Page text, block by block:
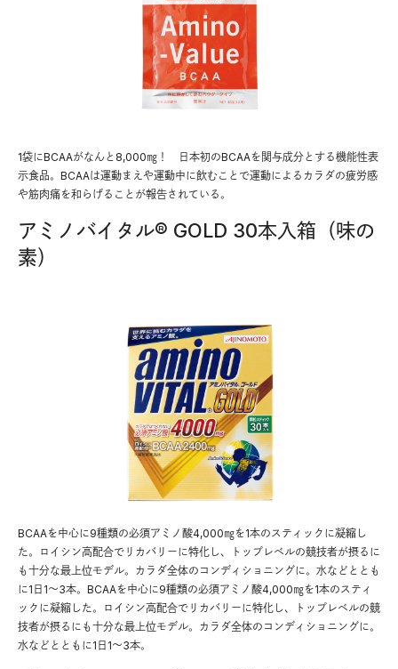
1袋にBCAAがなんと8,000㎎！ 日本初のBCAAを関与成分とする機能性表
示食品。BCAAは運動まえや運動中に飲むことで運動によるカラダの疲労感
や筋肉痛を和らげることが報告されている。
アミノバイタル® GOLD 30本入箱（味の
素）
BCAAを中心に9種類の必須アミノ酸4,000㎎を1本のスティックに凝縮し
た。ロイシン高配合でリカバリーに特化し、トップレベルの競技者が摂るに
も十分な最上位モデル。カラダ全体のコンディショニングに。水などととも
に1日1～3本。BCAAを中心に9種類の必須アミノ酸4,000㎎を1本のスティ
ックに凝縮した。ロイシン高配合でリカバリーに特化し、トップレベルの競
技者が摂るにも十分な最上位モデル。カラダ全体のコンディショニングに。
水などとともに1日1～3本。